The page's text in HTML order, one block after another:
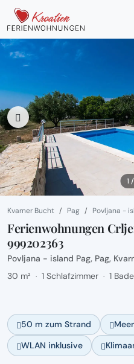
1
Kvarner Bucht Pag Povljana -
Ferienwohnungen
999202363
Povljana - island Pag, Pag,
30 m² · 1 Schlafzimmer · 1
50 m zum Strand
WLAN inklusive